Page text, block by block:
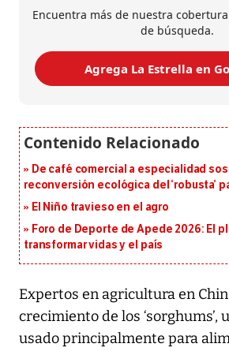
Encuentra más de nuestra
de búsqueda.
Agrega La Estrella en
De café comercial a especialidad
reconversión ecológica del ‘robusta’
El Niño travieso en el agro
Foro de Deporte de Apede 2026: El
transformar vidas y el país
Expertos en agricultura en
crecimiento de los ‘sorghums’,
usado principalmente para